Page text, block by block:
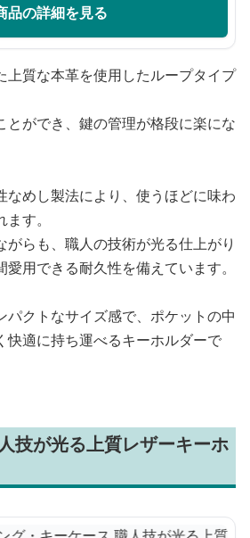
品の詳細を見る
上質な本革を使用したループタイプ
とができ、鍵の管理が格段に楽にな
なめし製法により、使うほどに味わ
す。
がらも、職人の技術が光る仕上がり
用できる耐久性を備えています。
パクトなサイズ感で、ポケットの中
快適に持ち運べるキーホルダーで
技が光る上質レザーキーホ